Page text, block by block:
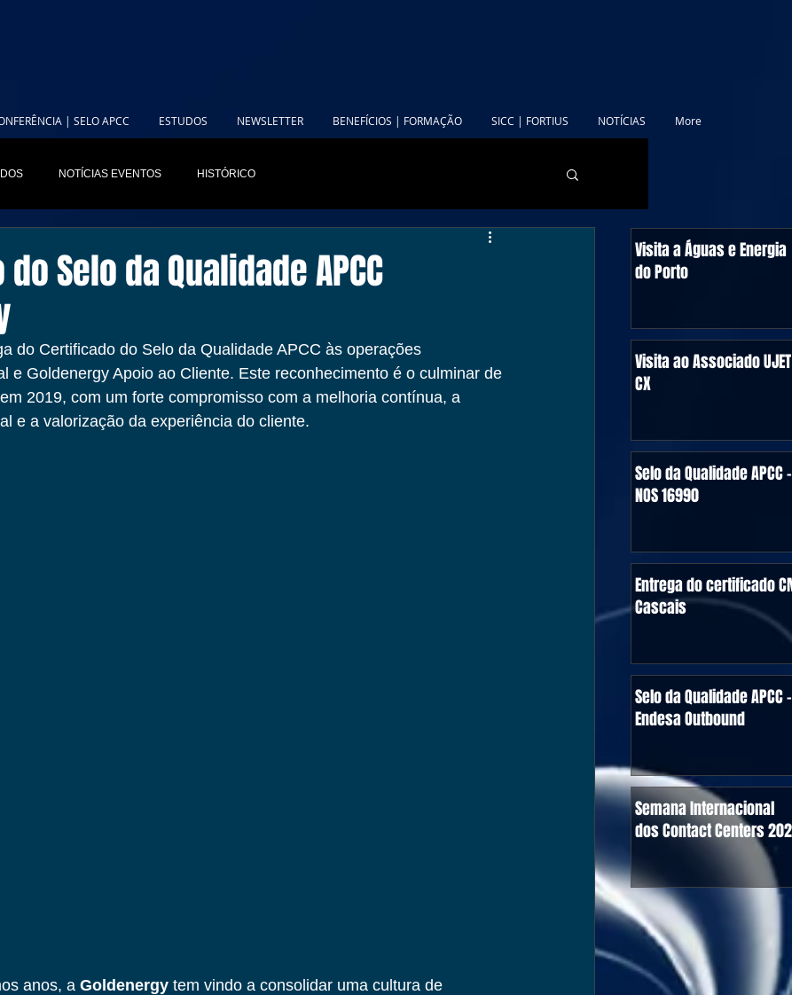
| SELO APCC ESTUDOS NEWSLETTER BENEFÍCIOS | FORMAÇÃO SICC | FORTIUS NOTÍCIAS More
NOTÍCIAS EVENTOS HISTÓRICO
Selo da Qualidade APCC
do Certificado do Selo da Qualidade APCC às operações
e Goldenergy Apoio ao Cliente. Este reconhecimento é o culminar de
2019, com um forte compromisso com a melhoria contínua, a
e a valorização da experiência do cliente.
anos, a Goldenergy tem vindo a consolidar uma cultura de
Visita a Águas e Energia
do Porto
Visita ao Associado UJET
CX
Selo da Qualidade APCC -
NOS 16990
Entrega do certificado
Cascais
Selo da Qualidade APCC -
Endesa Outbound
Semana Internacional
dos Contact Centers